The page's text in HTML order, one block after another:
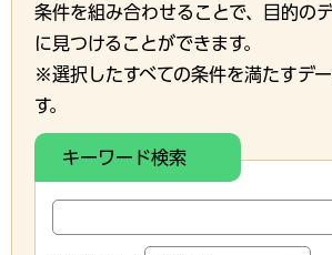
条件を組み合わせることで、目的の
に見つけることができます。
※選択したすべての条件を満たすデ
す。
キーワード検索